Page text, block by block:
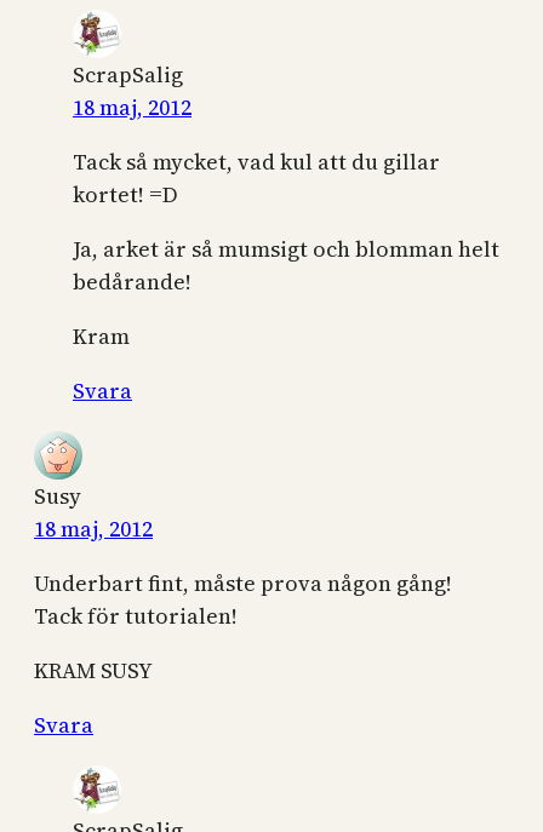
ScrapSalig
18 maj, 2012
Tack så mycket, vad kul att du gillar
kortet! =D
Ja, arket är så mumsigt och blomman helt
bedårande!
Kram
Svara
Susy
18 maj, 2012
Underbart fint, måste prova någon gång!
Tack för tutorialen!
KRAM SUSY
Svara